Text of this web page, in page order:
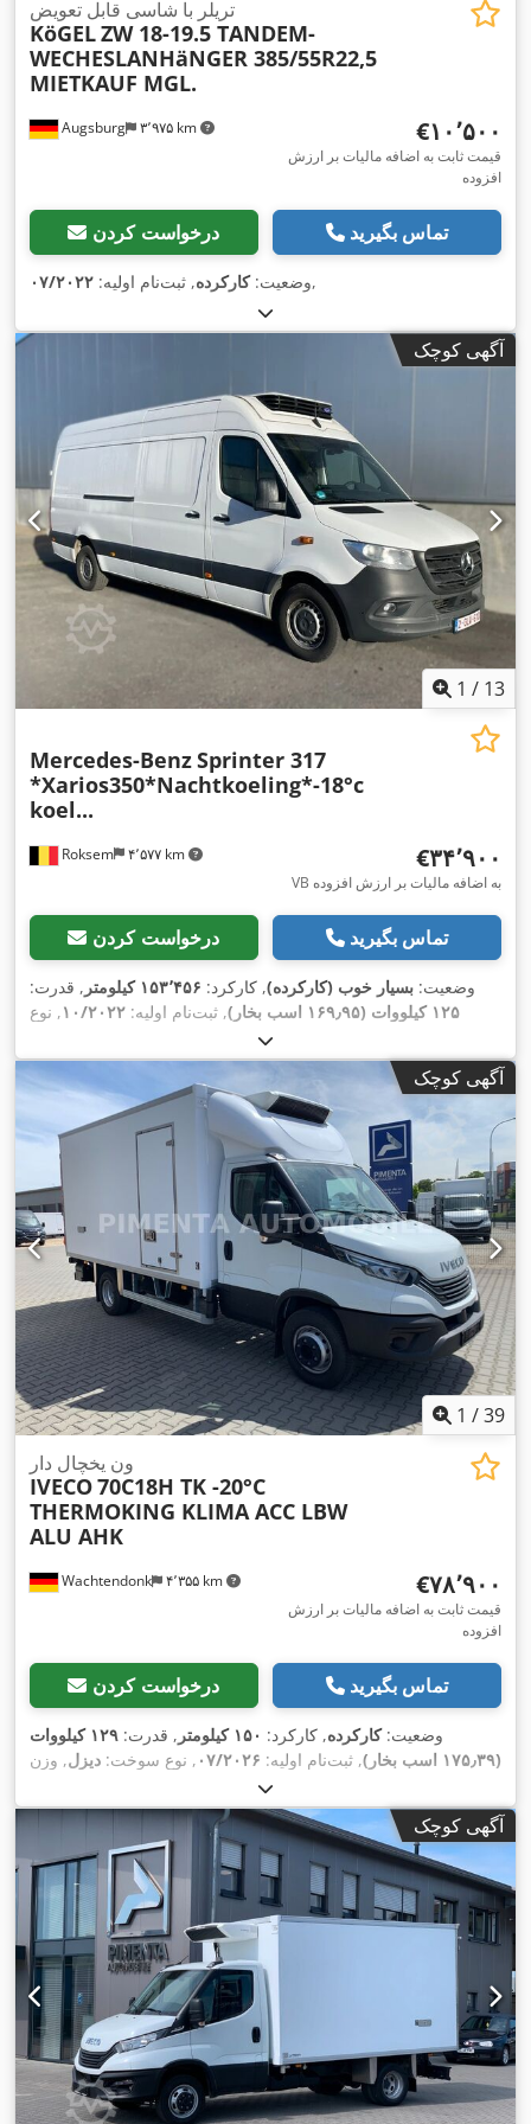
Augsburg ۳٬۹۷۵ km
تریلر با شاسی قابل تعویض
KöGELZW 18-19.5 TANDEM-
WECHESLANHäNGER 385/55R22,5
MIETKAUF MGL.
‎€۱۰٬۵۰۰
قیمت ثابت به اضافه مالیات بر ارزش
افزوده
درخواست کردن تماس بگیرید
وضعیت:کارکرده, ثبت‌نام اولیه: ۰۷/۲۰۲۲ ,
آگهی کوچک
1 / 13
Roksem ۴٬۵۷۷ km
Mercedes-BenzSprinter 317
*Xarios350*Nachtkoeling*-18°c
koel...
‎€۳۴٬۹۰۰
VB به اضافه مالیات بر ارزش افزوده
درخواست کردن تماس بگیرید
وضعیت: بسیار خوب (کارکرده), کارکرد: ۱۵۳٬۴۵۶ کیلومتر
, قدرت:
۱۲۵ کیلووات (۱۶۹٫۹۵ اسب بخار)
, ثبت‌نام اولیه: ۱۰/۲۰۲۲, نوع
4x2
میلی‌متر, سوخت:دیزل, ظرفیت مخزن سوخت:۹۳ ل , رنگ:سفید,
نوع چرخ‌دنده:مکانیکی, تعداد دنده‌ها:۶, کلاس انتشار: یورو ۶ , طول
فضای بارگیری:۴٬۱۷۰ میلی‌متر , عرض فضای بارگیری:
میلی‌متر
, ارتفاع فضای بارگیری:۱٬۷۹۰ میلی‌متر , سال ساخت:۲۰۲۲
,
تجهیزات:
ادبلو, اِی‌بی‌اِس‎, بلوتوث, تنظیم برقی پنجره, تهویه مطبوع,
در کشویی, سیستم استارت-استاپ, سیستم ناوبری, فرمان هیدرولیک,
قفل مرکزی, پورت USB, چراغ مه شکن, کروز کنترل, گرم‌کن
صندلی ,
آگهی کوچک
1 /39
Wachtendonk ۴٬۳۵۵ km
ون یخچال دار
IVECO70C18H TK -20°C
THERMOKING KLIMA ACC LBW
ALU AHK
‎€۷۸٬۹۰۰
قیمت ثابت به اضافه مالیات بر ارزش
افزوده
درخواست کردن تماس بگیرید
وضعیت:کارکرده, کارکرد: ۱۵۰ کیلومتر , قدرت:
۱۲۹ کیلووات
(۱۷۵٫۳۹ اسب بخار)
, ثبت‌نام اولیه: ۰۷/۲۰۲۶ , نوع سوخت: دیزل, وزن
سفید
انتشار:یورو ۶ , تعداد صندلی‌ها:۳, طول فضای بارگیری:۴٬۱۰۰
میلی‌متر , عرض فضای بارگیری:۲٬۰۵۰ میلی‌متر
, ارتفاع فضای
بارگیری:۲٬۰۰۰ میلی‌متر , تجهیزات:اِی‌بی‌اِس‎, بالابر عقب, بخاری
پارکینگ, برنامه پایداری الکترونیکی (ESP), تهویه مطبوع, فیلتر دوده,
قفل مرکزی
آگهی کوچک